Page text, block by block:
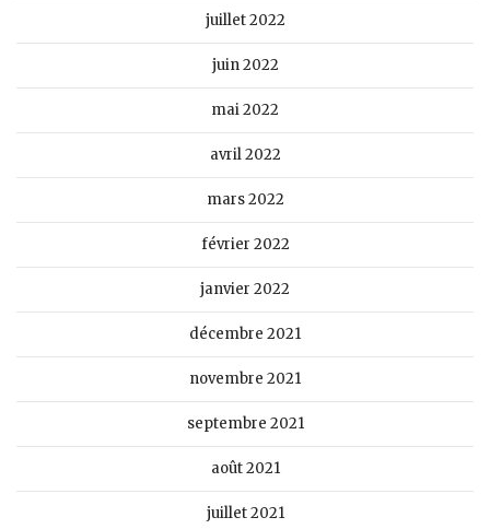
juillet 2022
juin 2022
mai 2022
avril 2022
mars 2022
février 2022
janvier 2022
décembre 2021
novembre 2021
septembre 2021
août 2021
juillet 2021